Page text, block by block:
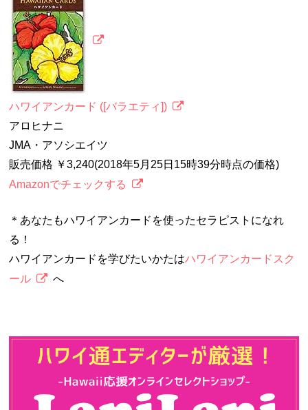
ハワイアンカード ([バラエティ])
アロヒナニ
JMA・アソシエイツ
販売価格 ￥3,240(2018年5月25日15時39分時点の価格)
Amazonでチェックする
＊あなたもハワイアンカードを使ったセラピストになれ
る！
ハワイアンカードを学びたいかたはハワイアンカードスク
ール
へ